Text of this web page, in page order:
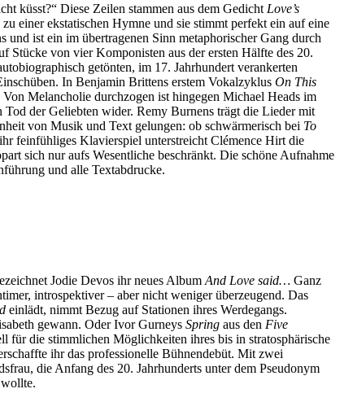
küsst?“ Diese Zeilen stammen aus dem Gedicht Love’s
einer ekstatischen Hymne und sie stimmt perfekt ein auf eine
ist ein im übertragenen Sinn metaphorischer Gang durch
Stücke von vier Komponisten aus der ersten Hälfte des 20.
getönten, im 17. Jahrhundert verankerten
In Benjamin Brittens erstem Vokalzyklus On This
Melancholie durchzogen ist hingegen Michael Heads im
Tod der Geliebten wider. Remy Burnens trägt die Lieder mit
von Musik und Text gelungen: ob schwärmerisch bei To
feinfühliges Klavierspiel unterstreicht Clémence Hirt die
sich nur aufs Wesentliche beschränkt. Die schöne Aufnahme
und alle Textabdrucke.
Jodie Devos ihr neues Album And Love said… Ganz
introspektiver – aber nicht weniger überzeugend. Das
einlädt, nimmt Bezug auf Stationen ihres Werdegangs.
gewann. Oder Ivor Gurneys Spring aus den Five
für die stimmlichen Möglichkeiten ihres bis in stratosphärische
ihr das professionelle Bühnendebüt. Mit zwei
die Anfang des 20. Jahrhunderts unter dem Pseudonym